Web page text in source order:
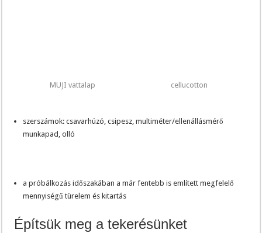
MUJI vattalap cellucotton
szerszámok: csavarhúzó, csipesz, multiméter/ellenállásmérő
munkapad, olló
a próbálkozás időszakában a már fentebb is említett megfelelő
mennyiségű türelem és kitartás
Építsük meg a tekerésünket